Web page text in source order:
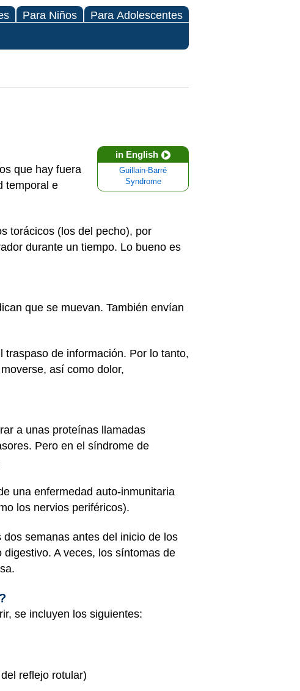
Para Niños Para Adolescentes
in English
Guillain-Barré
Syndrome
que hay fuera
temporal e
torácicos (los del pecho), por
durante un tiempo. Lo bueno es
que se muevan. También envían
de información. Por lo tanto,
así como dolor,
a unas proteínas llamadas
Pero en el síndrome de
una enfermedad auto-inmunitaria
los nervios periféricos).
semanas antes del inicio de los
digestivo. A veces, los síntomas de
se incluyen los siguientes:
reflejo rotular)